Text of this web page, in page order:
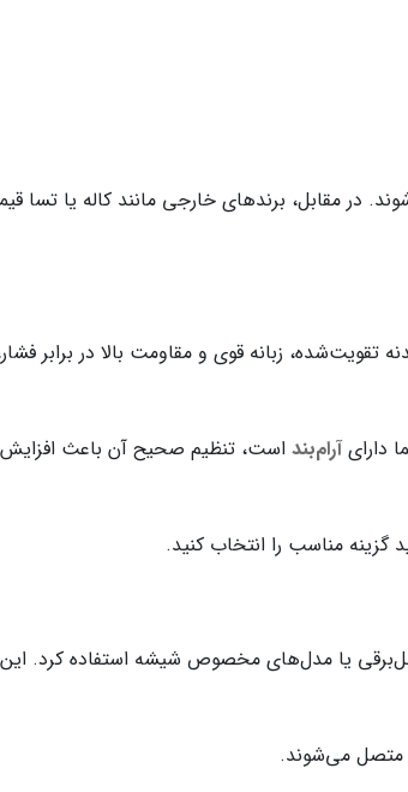
در مقابل، برندهای خارجی مانند کاله یا تسا
زبانه قوی و مقاومت بالا در برابر
دارای آرام‌بند است، تنظیم صحیح آن باعث
مناسب را انتخاب کنید.
یا مدل‌های مخصوص شیشه استفاده کرد.
متصل می‌شوند.